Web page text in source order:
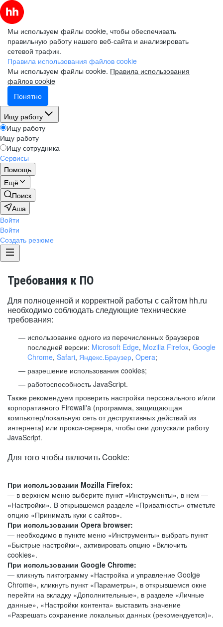
Мы используем файлы cookie, чтобы обеспечивать
правильную работу нашего веб-сайта и анализировать
сетевой трафик.
Правила использования файлов cookie
Мы используем файлы cookie. Правила использования
файлов cookie
Понятно
Ищу работу
Ищу работу
Ищу работу
Ищу сотрудника
Сервисы
Помощь
Ещё
Поиск
Аша
Войти
Войти
Создать резюме
Требования к ПО
Для полноценной и корректной работы с сайтом hh.ru
необходимо соблюдать следующие технические
требования:
использование одного из перечисленных браузеров
последней версии: Microsoft Edge, Mozilla Firefox, Google
Chrome, Safari, Яндекс.Браузер, Opera;
разрешение использования cookies;
работоспособность JavaScript.
Также рекомендуем проверить настройки персонального и/или
корпоративного Firewall'a (программа, защищающая
компьютер/локальную сеть от деструктивных действий из
интернета) или прокси-сервера, чтобы они допускали работу
JavaScript.
Для того чтобы включить Cookie:
При использовании Mozilla Firefox:
— в верхнем меню выберите пункт «Инструменты», в нем —
«Настройки». В открывшемся разделе «Приватность» отметьте
опцию «Принимать куки с сайтов».
При использовании Opera browser:
— необходимо в пункте меню «Инструменты» выбрать пункт
«Быстрые настройки», активировать опцию «Включить
cookies».
При использовании Google Chrome:
— кликнуть пиктограмму «Настройка и управление Goolge
Chrome», кликнуть пункт «Параметры», в открывшемся окне
перейти на вкладку «Дополнительные», в разделе «Личные
данные», «Настройки контента» выставить значение
«Разрешать сохранение локальных данных (рекомендуется)».